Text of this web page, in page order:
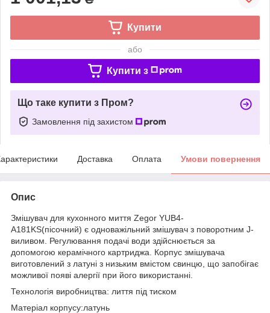
Купити
або
Купити з
Що таке купити з Пром?
Замовлення під захистом
Доставка Оплата Умови повернення
Опис
Змішувач для кухонного миття Zegor YUB4-
A181KS(пісочний) є одноважільний змішувач з поворотним J-
виливом. Регулювання подачі води здійснюється за
допомогою керамічного картриджа. Корпус змішувача
виготовлений з латуні з низьким вмістом свинцю, що запобігає
можливої появі алергії при його використанні.
Технологія виробництва: лиття під тиском
Матеріал корпусу:латунь